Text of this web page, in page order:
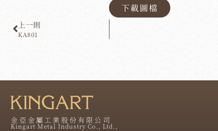
下載圖檔
上一則
KA801
金亞金屬工業股份有限公司
Kingart Metal Industry Co., Ltd.,